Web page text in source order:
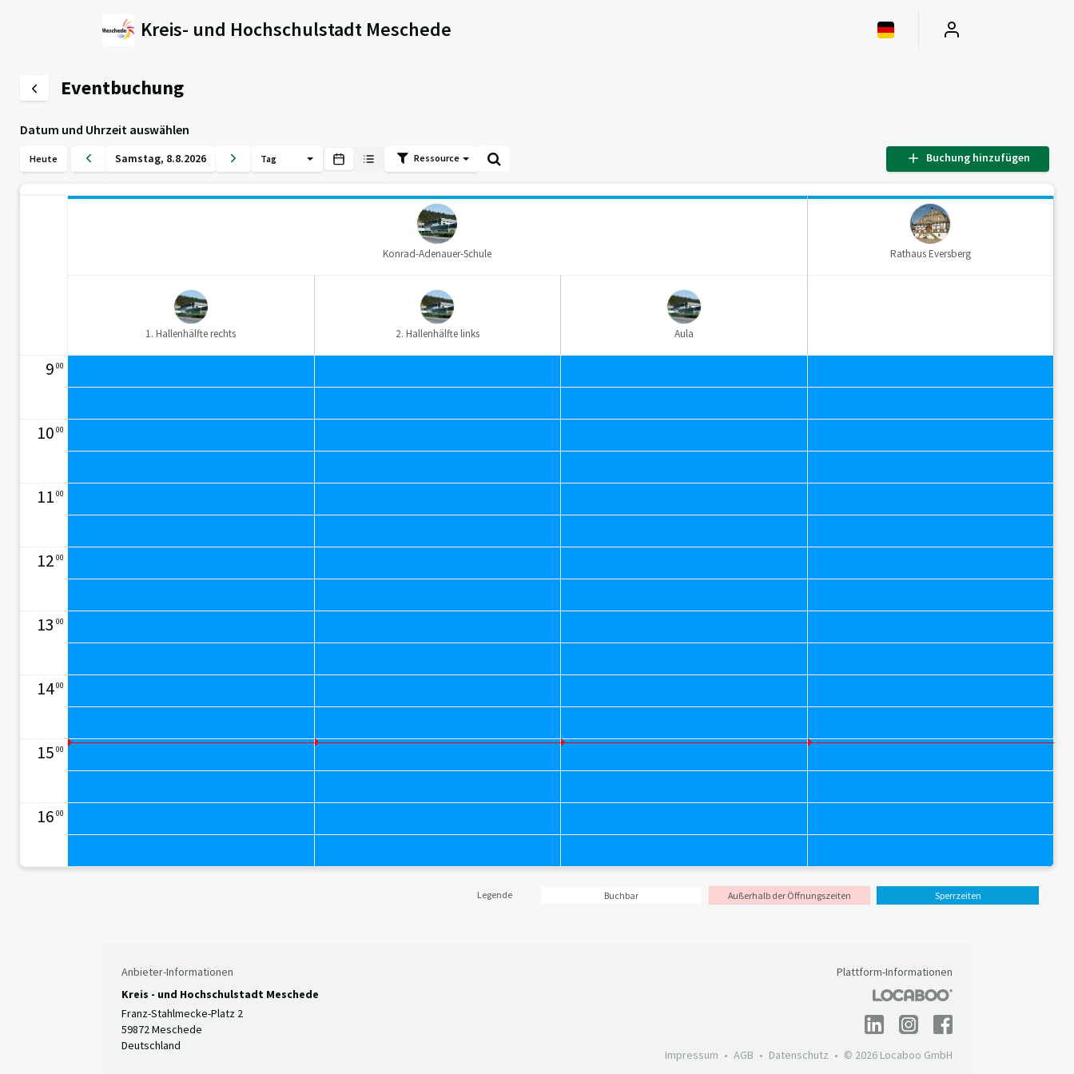
Kreis- und Hochschulstadt Meschede
Eventbuchung
Datum und Uhrzeit auswählen
Heute Samstag, 8.8.2026 Tag Ressource Buchung hinzufügen
Konrad-Adenauer-Schule Rathaus Eversberg
1. Hallenhälfte rechts 2. Hallenhälfte links Aula
9 00
10 00
11 00
12 00
13 00
1400
15 00
16 00
Legende Buchbar Außerhalb der Öffnungszeiten Sperrzeiten
Anbieter-Informationen
Kreis - und Hochschulstadt Meschede
Franz-Stahlmecke-Platz 2
59872 Meschede
Deutschland
Plattform-Informationen
Impressum AGB Datenschutz © 2026 Locaboo GmbH